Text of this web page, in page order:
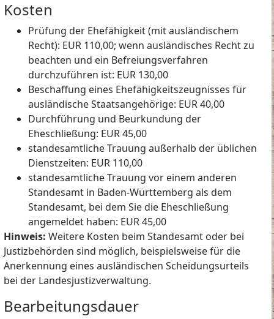
Kosten
Prüfung der Ehefähigkeit (mit ausländischem
Recht): EUR 110,00;wenn ausländisches Recht zu
beachten und ein Befreiungsverfahren
durchzuführen ist: EUR 130,00
Beschaffung eines Ehefähigkeitszeugnisses für
ausländische Staatsangehörige: EUR 40,00
Durchführung und Beurkundung der
Eheschließung: EUR 45,00
standesamtliche Trauung außerhalb der üblichen
Dienstzeiten: EUR 110,00
standesamtliche Trauung vor einem anderen
Standesamt in Baden-Württemberg als dem
Standesamt, bei dem Sie die Eheschließung
angemeldet haben: EUR 45,00
Hinweis:Weitere Kosten beim Standesamt oder bei
Justizbehörden sind möglich, beispielsweise für die
Anerkennung eines ausländischen Scheidungsurteils
bei der Landesjustizverwaltung.
Bearbeitungsdauer